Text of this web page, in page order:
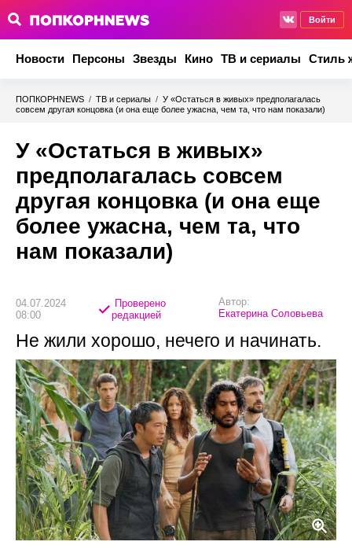
Войти
Новости Персоны Звезды Кино ТВ и сериалы Стиль
ПОПКОРНNEWS / ТВ и сериалы / У «Остаться в живых» предполагалась
совсем другая концовка (и она еще более ужасна, чем та, что нам показали)
У «Остаться в живых»
предполагалась совсем
другая концовка (и она еще
более ужасна, чем та, что
нам показали)
04.07.2024
08:00
Проверено
редакцией
Автор:
Екатерина Соловьева
Не жили хорошо, нечего и начинать.